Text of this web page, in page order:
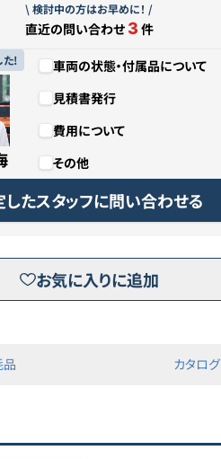
\ 検討中の方はお早めに！ /
直近の問い合わせ 3件
た!
車両の状態・付属品について
見積書発行
費用について
その他
たスタッフに問い合わせる
お気に入りに追加
品 カタログ